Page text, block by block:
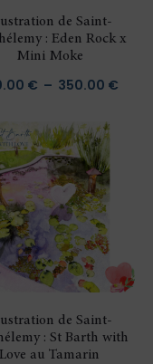
de Saint-
: Eden Rock x
Mini Moke
€ – 350.00 €
de Saint-
: St Barth with
Love au Tamarin